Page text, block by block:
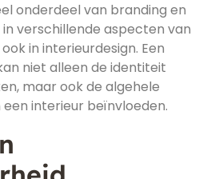
onderdeel van branding en
verschillende aspecten van
in interieurdesign. Een
niet alleen de identiteit
maar ook de algehele
interieur beïnvloeden.